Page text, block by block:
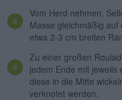
Vom Herd nehmen,
Masse gleichmäßig
etwa 2-3 cm breiten
Zu einer großen
jedem Ende mit jeweils
diese in die Mitte
verknotet werden.